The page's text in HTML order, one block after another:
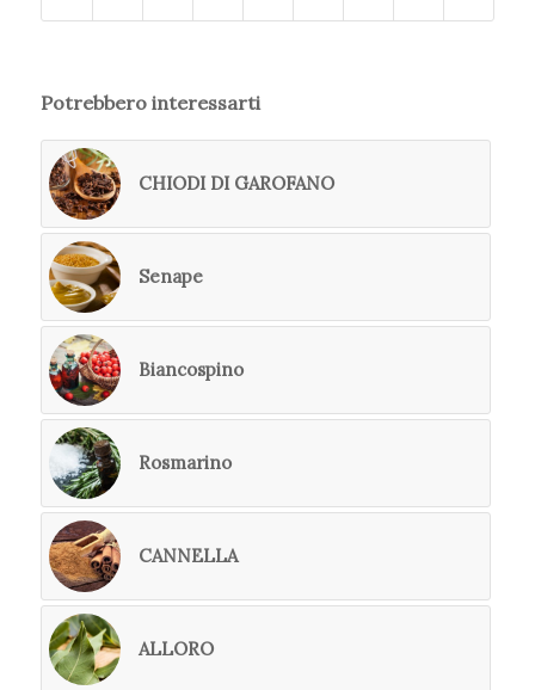
Potrebbero interessarti
CHIODI DI GAROFANO
Senape
Biancospino
Rosmarino
CANNELLA
ALLORO